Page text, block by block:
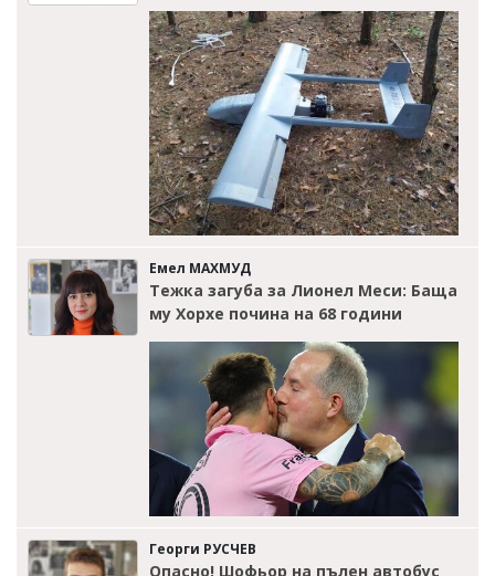
Емел МАХМУД
Тежка загуба за Лионел Меси: Баща
му Хорхе почина на 68 години
Георги РУСЧЕВ
Опасно! Шофьор на пълен автобус